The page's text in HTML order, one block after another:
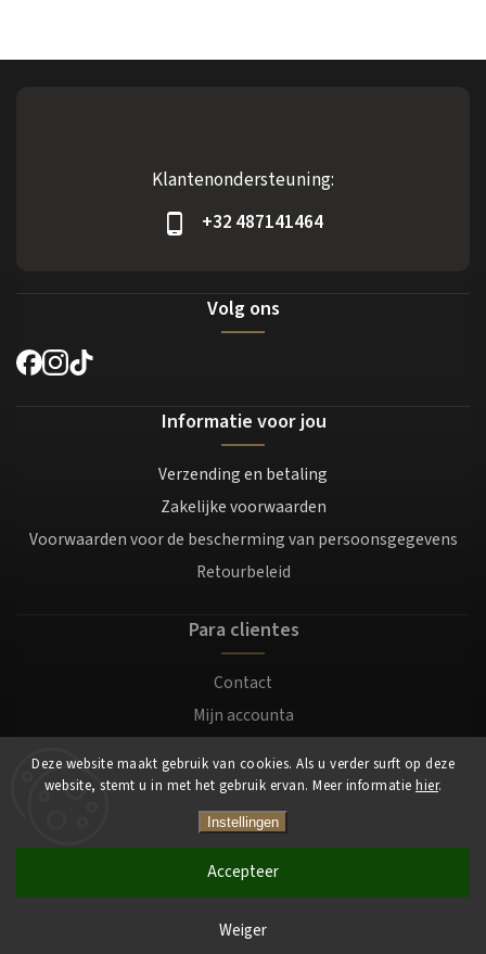
Deze website maakt gebruik van cookies. Als u verder surft op deze
website, stemt u in met het gebruik ervan. Meer informatie hier.
Instellingen
Weiger
Accepteer
Klantenondersteuning:
+32 487141464
Volg ons
Informatie voor jou
Verzending en betaling
Zakelijke voorwaarden
Voorwaarden voor de bescherming van persoonsgegevens
Retourbeleid
Para clientes
Contact
Mijn accounta
Login
Mocafino.be. Alle rechten voorbehouden.